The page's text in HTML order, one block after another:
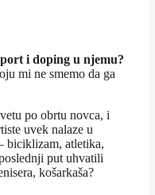
i doping u njemu?
mi ne smemo da ga
po obrtu novca, i
uvek nalaze u
biciklizam, atletika,
put uhvatili
košarkaša?